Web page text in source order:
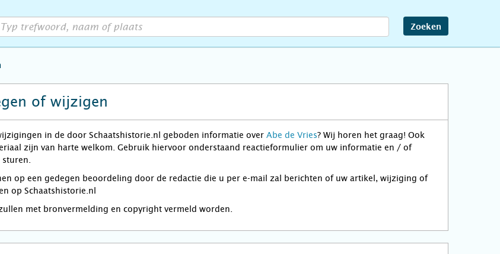
Zoeken
of wijzigen
in de door Schaatshistorie.nl geboden informatie over Abe de Vries? Wij horen het graag! Ook
zijn van harte welkom. Gebruik hiervoor onderstaand reactieformulier om uw informatie en / of
op een gedegen beoordeling door de redactie die u per e-mail zal berichten of uw artikel, wijziging of
op Schaatshistorie.nl
met bronvermelding en copyright vermeld worden.